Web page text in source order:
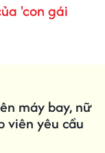
'con gái
máy bay, nữ
viên yêu cầu